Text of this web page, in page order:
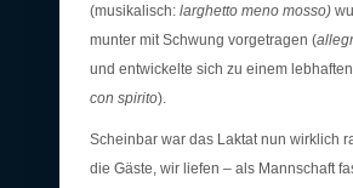
(musikalisch: larghetto meno mosso)
munter mit Schwung vorgetragen (
und entwickelte sich zu einem
con spirito).
Scheinbar war das Laktat nun wirklich
die Gäste, wir liefen – als Mannschaft